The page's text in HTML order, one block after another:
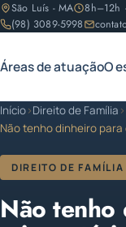
São Luís - MA
8h–12h
(98) 3089-5998
Áreas de atuaçãoO
Início›Direito de Família ›
Não tenho dinheiro
DIREITO DE FAMÍLIA
Não tenho